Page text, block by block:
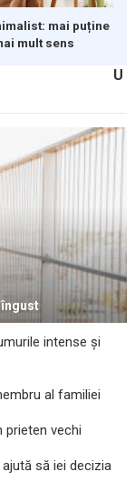
mai puține
mult sens
U
îngust
intense și
al familiei
prieten vechi
să iei decizia